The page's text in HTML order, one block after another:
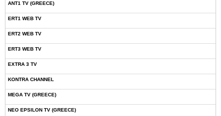
ANT1 TV (GREECE)
ERT1 WEB TV
ERT2 WEB TV
ERT3 WEB TV
EXTRA 3 TV
KONTRA CHANNEL
MEGA TV (GREECE)
NEO EPSILON TV (GREECE)